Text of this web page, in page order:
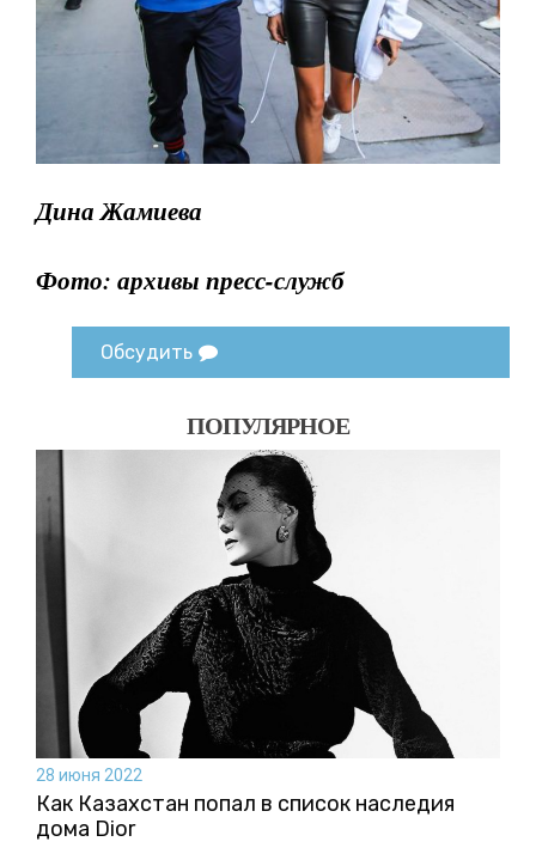
Дина Жамиева
Фото: архивы пресс-служб
Обсудить
ПОПУЛЯРНОЕ
28 июня 2022
Как Казахстан попал в список наследия
дома Dior